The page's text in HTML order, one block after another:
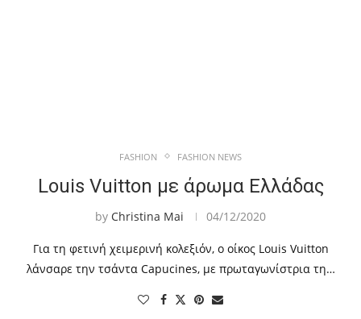
FASHION FASHION NEWS
Louis Vuitton με άρωμα Ελλάδας
by Christina Mai 04/12/2020
Για τη φετινή χειμερινή κολεξιόν, ο οίκος Louis Vuitton
λάνσαρε την τσάντα Capucines, με πρωταγωνίστρια τη…